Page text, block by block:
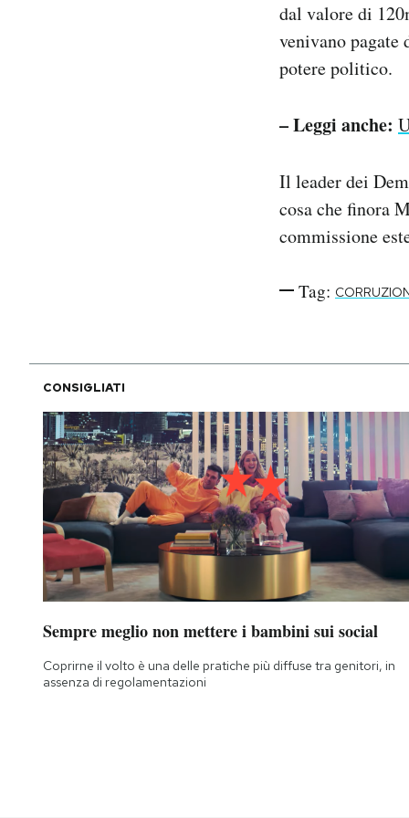
dal valore di
venivano pagate
potere politico.
– Leggi anche:
Il leader dei
cosa che finora
commissione
Tag:
CONSIGLIATI
Sempre meglio non mettere i bambini sui social
Coprirne il volto è una delle pratiche più diffuse tra genitori, in
assenza di regolamentazioni